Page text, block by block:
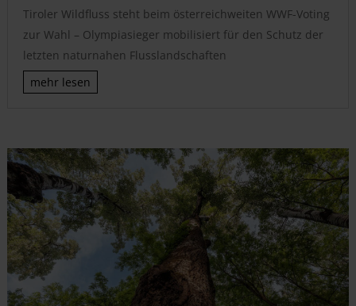
Tiroler Wildfluss steht beim österreichweiten WWF-Voting
zur Wahl – Olympiasieger mobilisiert für den Schutz der
letzten naturnahen Flusslandschaften
mehr lesen